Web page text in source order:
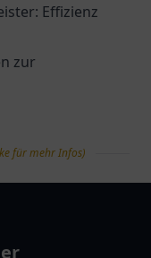
Effizienz
zur
für mehr Infos)